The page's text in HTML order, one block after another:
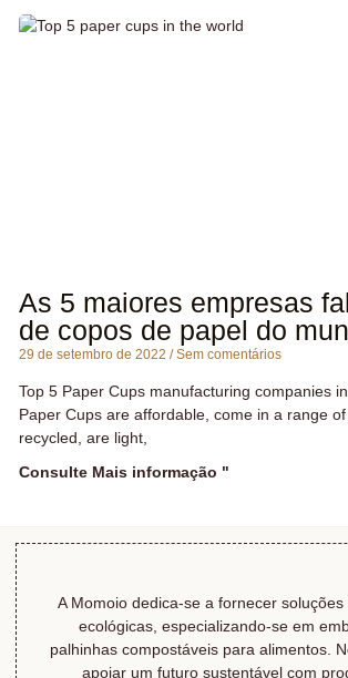
As 5 maiores empresas
de copos de papel do
29 de setembro de 2022 Sem comentários
Top 5 Paper Cups manufacturing companies
Paper Cups are affordable, come in a range
recycled, are light,
Consulte Mais informação "
A Momoio dedica-se a fornecer
ecológicas, especializando-se em
palhinhas compostáveis ​​para alimentos.
apoiar um futuro sustentável com